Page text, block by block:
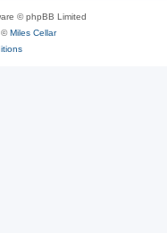
© phpBB Limited
©Miles Cellar